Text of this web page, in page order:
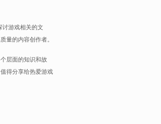
游戏相关的文
量的内容创作者。
层面的知识和故
得分享给热爱游戏